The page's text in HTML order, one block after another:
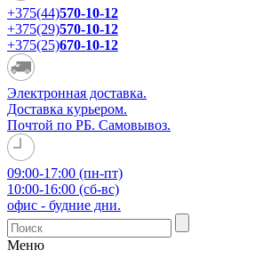
+375(44)570-10-12
+375(29)570-10-12
+375(25)670-10-12
Электронная доставка.
Доставка курьером.
Почтой по РБ. Самовывоз.
09:00-17:00 (пн-пт)
10:00-16:00 (сб-вс)
офис - будние дни.
Меню